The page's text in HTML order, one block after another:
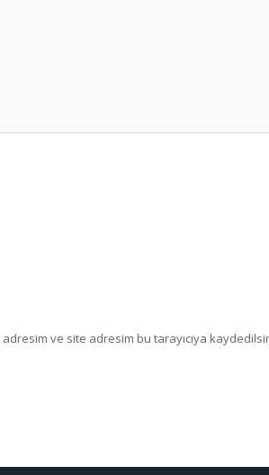
ve site adresim bu tarayıcıya